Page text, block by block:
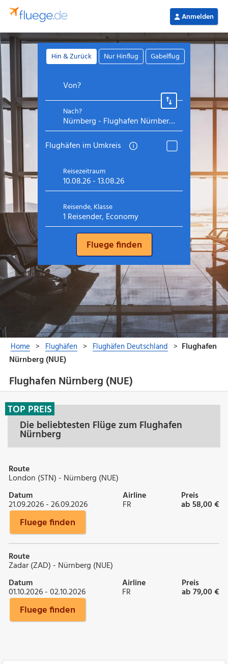
Flughafen Nürnberg (NUE)
Die beliebtesten Flüge zum Flughafen
Nürnberg
TOP PREIS
Route
London (STN) - Nürnberg (NUE)
Datum
21.09.2026 - 26.09.2026
Airline
FR
Preis
ab 58,00 €
Fluege finden
Route
Zadar (ZAD) - Nürnberg (NUE)
Datum
01.10.2026 - 02.10.2026
Airline
FR
Preis
ab 79,00 €
Fluege finden